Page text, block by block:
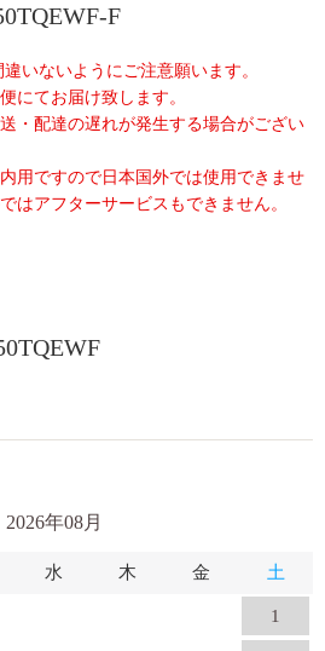
F
いないようにご注意願います。
にてお届け致します。
・配達の遅れが発生する場合がござい
用ですので日本国外では使用できませ
はアフターサービスもできません。
2026年08月
水 木 金 土
1